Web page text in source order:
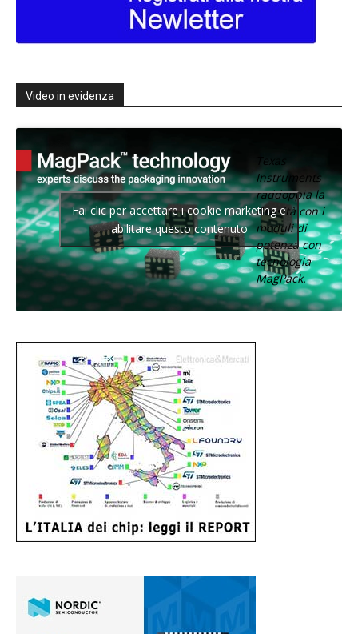
Video in evidenza
Texas
Instruments
raddoppia la
densità con i
moduli di
potenza con
tecnologia
MagPack.
Fai clic per accettare i cookie marketing e
abilitare questo contenuto